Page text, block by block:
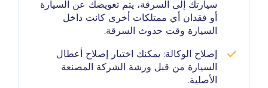
سيارتك إلى السرقة، يتم تعويضك عن السيارة
أو فقدان أي ممتلكات أخرى كانت داخل
السيارة وقت حدوث السرقة.
إصلاح الوكالة: يمكنك اختيار إصلاح أعطال
السيارة من قبل ورشة الشركة المصنعة
الأصلية.